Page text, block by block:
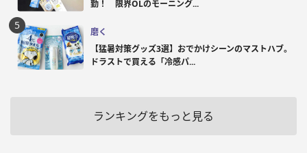
勤！ 限界OLのモーニング...
磨く
【猛暑対策グッズ3選】おでかけシーンのマストハブ。
ドラストで買える「冷感パ...
ランキングをもっと見る